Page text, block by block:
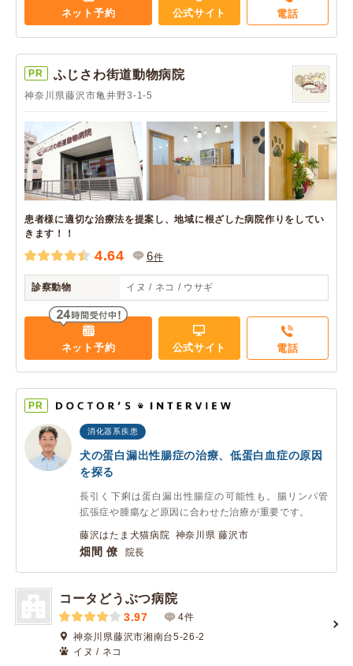
ネット予約 公式サイト 電話
PR ふじさわ街道動物病院
神奈川県藤沢市亀井野3-1-5
患者様に適切な治療法を提案し、地域に根ざした病院作りをしてい
きます！！
4.64 6件
診察動物 イヌ / ネコ / ウサギ
ネット予約 公式サイト 電話
PR
消化器系疾患
犬の蛋白漏出性腸症の治療、低蛋白血症の原因
を探る
長引く下痢は蛋白漏出性腸症の可能性も。腸リンパ管
拡張症や腫瘍など原因に合わせた治療が重要です。
藤沢はたま犬猫病院 神奈川県 藤沢市
畑間 僚 院長
コータどうぶつ病院
3.97
4件
神奈川県藤沢市湘南台5-26-2
イヌ / ネコ